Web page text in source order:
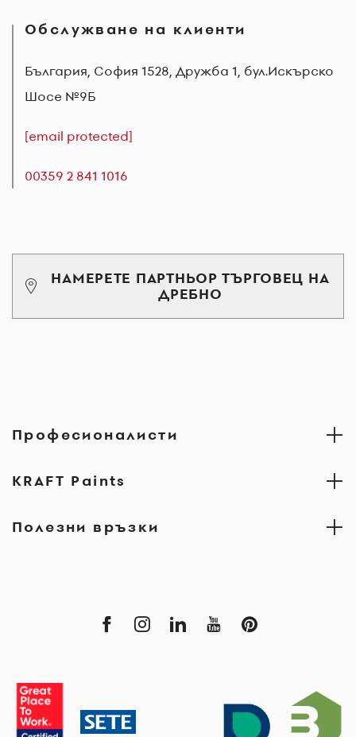
Обслужване на клиенти
България, София 1528, Дружба 1, бул.Искърско
Шосе №9Б
[email protected]
00359 2 841 1016
НАМЕРЕТЕ ПАРТНЬОР ТЪРГОВЕЦ НА
ДРЕБНО
Професионалисти
KRAFT Paints
Полезни връзки